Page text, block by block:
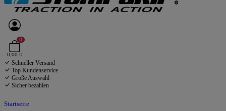
0
0,00 €
Schneller Versand
Top Kundenservice
Große Auswahl
Sicher bezahlen
Startseite